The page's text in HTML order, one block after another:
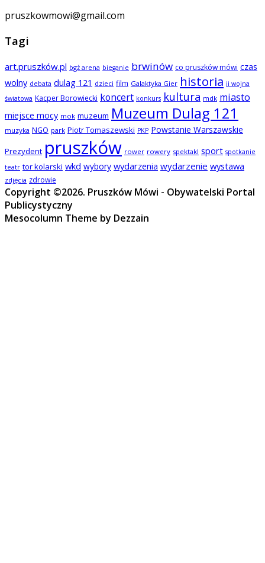
pruszkowmowi@gmail.com
Tagi
art.pruszków.pl bgż arena bieganie brwinów co pruszków mówi czas
wolny debata dulag 121 dzieci film Galaktyka Gier historia ii wojna
światowa Kacper Borowiecki koncert konkurs kultura mdk miasto
miejsce mocy mok muzeum Muzeum Dulag 121
muzyka NGO park Piotr Tomaszewski PKP Powstanie Warszawskie
Prezydent pruszków rower rowery spektakl sport spotkanie
teatr tor kolarski wkd wybory wydarzenia wydarzenie wystawa
zdjęcia zdrowie
Copyright ©2026. Pruszków Mówi - Obywatelski Portal
Publicystyczny
Mesocolumn Theme by Dezzain